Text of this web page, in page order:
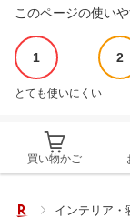
このページの使い
1 2
とても使いにくい
買い物かご
インテリア・